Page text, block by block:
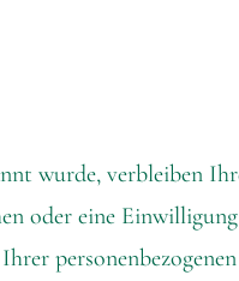
wurde, verbleiben
oder eine